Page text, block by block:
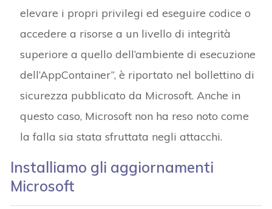
elevare i propri privilegi ed eseguire codice o
accedere a risorse a un livello di integrità
superiore a quello dell’ambiente di esecuzione
dell’AppContainer”, è riportato nel bollettino di
sicurezza pubblicato da Microsoft. Anche in
questo caso, Microsoft non ha reso noto come
la falla sia stata sfruttata negli attacchi.
Installiamo gli aggiornamenti
Microsoft